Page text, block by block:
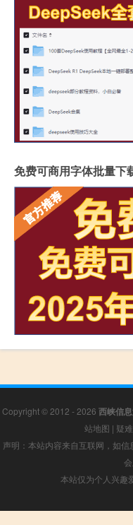
免费可商用字体批量下
Copyright © 2012 - 2026 西峡信
站地图 | 疑
声明：本站内容来自互联网，如
本站仅为个人兴趣